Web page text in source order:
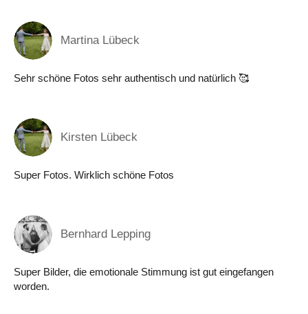
Martina Lübeck
Sehr schöne Fotos sehr authentisch und natürlich 🥰
Kirsten Lübeck
Super Fotos. Wirklich schöne Fotos
Bernhard Lepping
Super Bilder, die emotionale Stimmung ist gut eingefangen
worden.